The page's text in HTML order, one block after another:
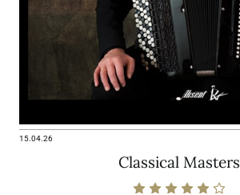
15.04.26
Classical Masters